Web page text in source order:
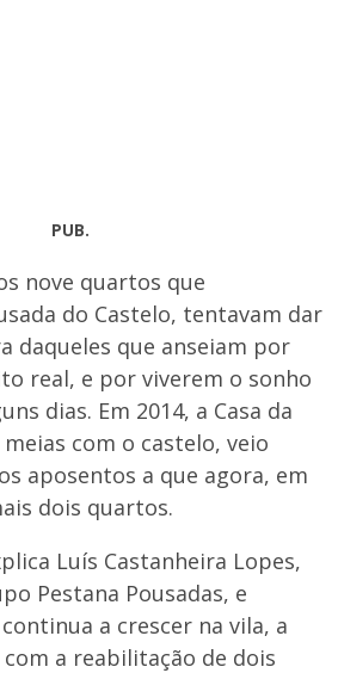
PUB.
nove quartos que
do Castelo, tentavam dar
daqueles que anseiam por
real, e por viverem o sonho
dias. Em 2014, a Casa da
com o castelo, veio
aposentos a que agora, em
dois quartos.
Luís Castanheira Lopes,
Pestana Pousadas, e
a crescer na vila, a
a reabilitação de dois